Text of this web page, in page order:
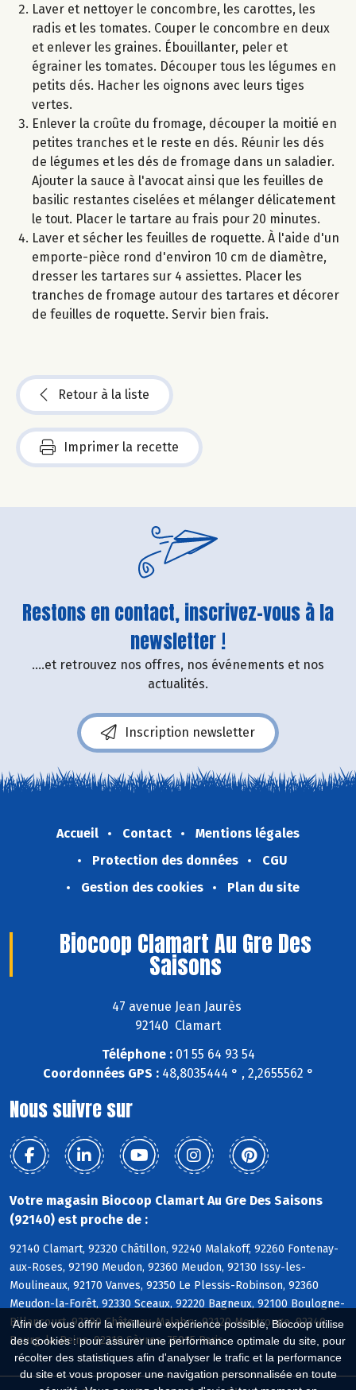
Afin de vous offrir la meilleure expérience possible, Biocoop utilise
des cookies : pour assurer une performance optimale du site, pour
récolter des statistiques afin d'analyser le trafic et la performance
du site et vous proposer une navigation personnalisée en toute
Laver et nettoyer le concombre, les carottes, les
radis et les tomates. Couper le concombre en deux
et enlever les graines. Ébouillanter, peler et
égrainer les tomates. Découper tous les légumes en
petits dés. Hacher les oignons avec leurs tiges
vertes.
Enlever la croûte du fromage, découper la moitié en
petites tranches et le reste en dés. Réunir les dés
de légumes et les dés de fromage dans un saladier.
Ajouter la sauce à l'avocat ainsi que les feuilles de
basilic restantes ciselées et mélanger délicatement
le tout. Placer le tartare au frais pour 20 minutes.
Laver et sécher les feuilles de roquette. À l'aide d'un
emporte-pièce rond d'environ 10 cm de diamètre,
dresser les tartares sur 4 assiettes. Placer les
tranches de fromage autour des tartares et décorer
de feuilles de roquette. Servir bien frais.
Retour à la liste
Imprimer la recette
Restons en contact, inscrivez-vous à la
newsletter !
....et retrouvez nos offres, nos événements et nos
actualités.
Inscription newsletter
Accueil Contact
Mentions légales
Protection des données
CGU
Gestion des cookies
Plan du site
Biocoop Clamart Au Gre Des
Saisons
47 avenue Jean Jaurès
92140 Clamart
Téléphone :01 55 64 93 54
Coordonnées GPS :48,8035444 ° , 2,2655562 °
Nous suivre sur
Votre magasin Biocoop Clamart Au Gre Des Saisons
(92140) est proche de :
92140 Clamart, 92320 Châtillon, 92240 Malakoff, 92260 Fontenay-
aux-Roses, 92190 Meudon, 92360 Meudon, 92130 Issy-les-
Moulineaux, 92170 Vanves, 92350 Le Plessis-Robinson, 92360
Meudon-la-Forêt, 92330 Sceaux, 92220 Bagneux, 92100 Boulogne-
Billancourt, 92290 Châtenay-Malabry, 92120 Montrouge, 92340
Bourg-la-Reine, 92310 Sèvres, 75015 Paris